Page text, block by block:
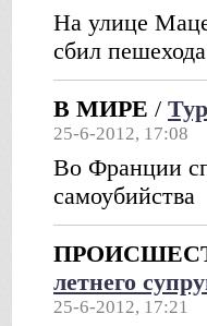
На улице
сбил
В МИРЕ /
25-6-2012, 17:08
Во Франции
самоубийства
летнего
25-6-2012, 17:21